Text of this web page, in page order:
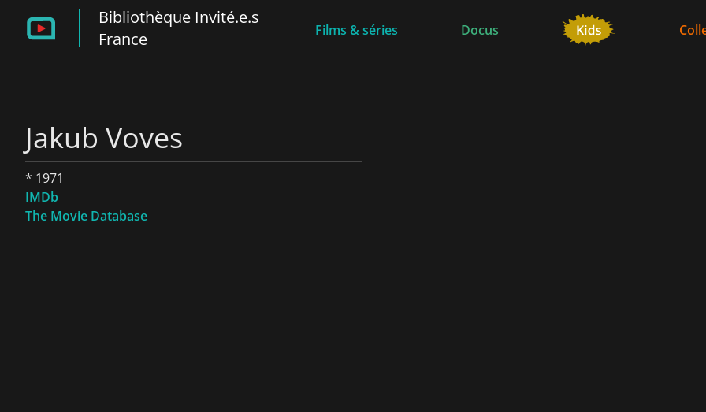
Bibliothèque Invité.e.s
France
Films & séries Docus
Jakub Voves
* 1971
IMDb
The Movie Database